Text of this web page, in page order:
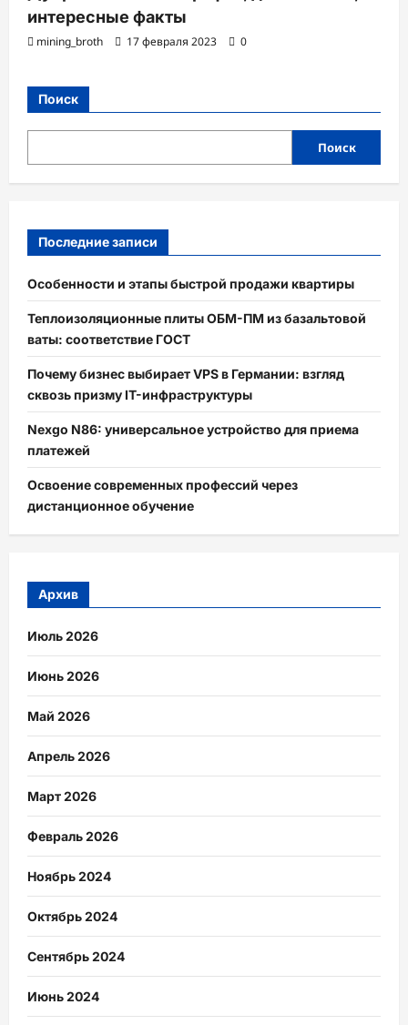
интересные факты
mining_broth 17 февраля 2023 0
Поиск
Поиск
Последние записи
Особенности и этапы быстрой продажи квартиры
Теплоизоляционные плиты ОБМ-ПМ из базальтовой
ваты: соответствие ГОСТ
Почему бизнес выбирает VPS в Германии: взгляд
сквозь призму IT-инфраструктуры
Nexgo N86: универсальное устройство для приема
платежей
Освоение современных профессий через
дистанционное обучение
Архив
Июль 2026
Июнь 2026
Май 2026
Апрель 2026
Март 2026
Февраль 2026
Ноябрь 2024
Октябрь 2024
Сентябрь 2024
Июнь 2024